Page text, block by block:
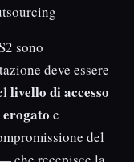
sono
deve essere
livello di accesso
e
del